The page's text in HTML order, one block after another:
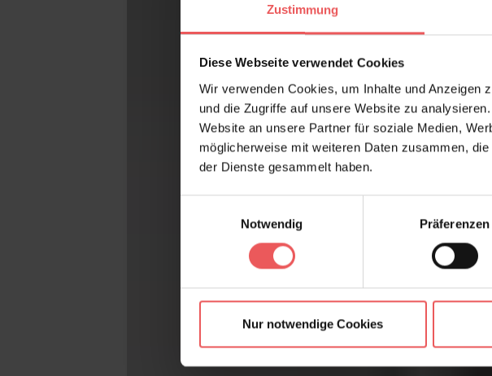
Zustimmung
Diese Webseite verwendet Cookies
Wir verwenden Cookies, um Inhalte und Anzeigen
und die Zugriffe auf unsere Website zu
Website an unsere Partner für soziale Medien,
möglicherweise mit weiteren Daten zusammen,
der Dienste gesammelt haben.
Notwendig
Präferenzen
Nur notwendige Cookies